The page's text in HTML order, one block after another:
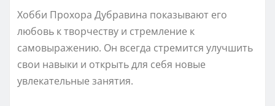
Хобби Прохора Дубравина показывают его
любовь к творчеству и стремление к
самовыражению. Он всегда стремится улучшить
свои навыки и открыть для себя новые
увлекательные занятия.